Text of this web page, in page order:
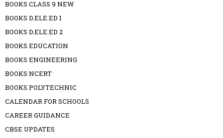
BOOKS CLASS 9 NEW
BOOKS D.ELE.ED 1
BOOKS D.ELE.ED 2
BOOKS EDUCATION
BOOKS ENGINEERING
BOOKS NCERT
BOOKS POLYTECHNIC
CALENDAR FOR SCHOOLS
CAREER GUIDANCE
CBSE UPDATES